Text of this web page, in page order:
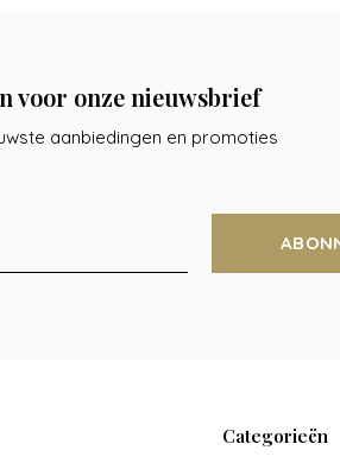
voor onze nieuwsbrief
aanbiedingen en promoties
Categorieën